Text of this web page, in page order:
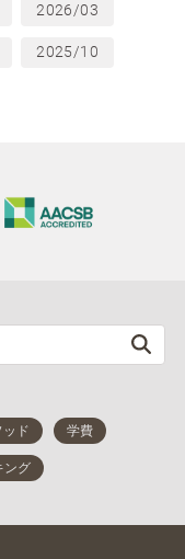
2026/03
2025/10